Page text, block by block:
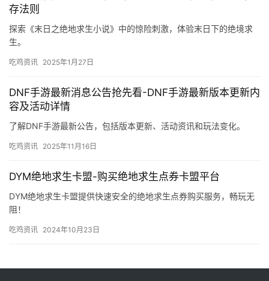
存法则
探索《末日之绝地求生小说》中的惊险刺激，体验末日下的绝境求
生。
吃鸡资讯 2025年1月27日
DNF手游最新消息公告抢先看-DNF手游最新版本更新内
容及活动详情
了解DNF手游最新公告，包括版本更新、活动资讯和玩法变化。
吃鸡资讯 2025年11月16日
DYM绝地求生卡盟-购买绝地求生点券卡盟平台
DYM绝地求生卡盟提供快速安全的绝地求生点券购买服务，畅玩无
阻！
吃鸡资讯 2024年10月23日